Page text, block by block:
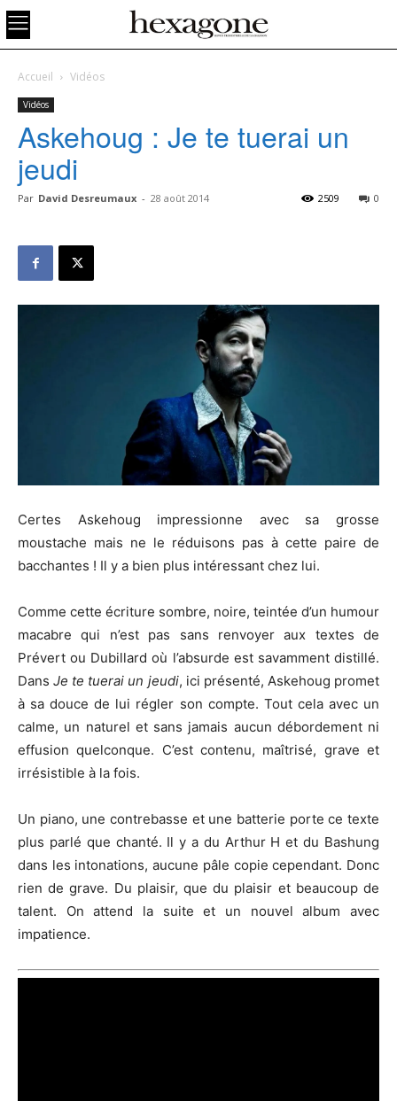
Accueil Vidéos
Vidéos
Askehoug : Je te tuerai un
jeudi
Par David Desreumaux - 28 août 2014 0
2509
Certes Askehoug impressionne avec sa grosse
moustache mais ne le réduisons pas à cette paire de
bacchantes ! Il y a bien plus intéressant chez lui.
Comme cette écriture sombre, noire, teintée d’un humour
macabre qui n’est pas sans renvoyer aux textes de
Prévert ou Dubillard où l’absurde est savamment distillé.
DansJe te tuerai un jeudi, ici présenté, Askehoug promet
à sa douce de lui régler son compte. Tout cela avec un
calme, un naturel et sans jamais aucun débordement ni
effusion quelconque. C’est contenu, maîtrisé, grave et
irrésistible à la fois.
Un piano, une contrebasse et une batterie porte ce texte
plus parlé que chanté. Il y a du Arthur H et du Bashung
dans les intonations, aucune pâle copie cependant. Donc
rien de grave. Du plaisir, que du plaisir et beaucoup de
talent. On attend la suite et un nouvel album avec
impatience.